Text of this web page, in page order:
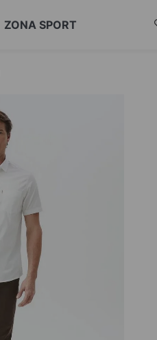
ZONA SPORT